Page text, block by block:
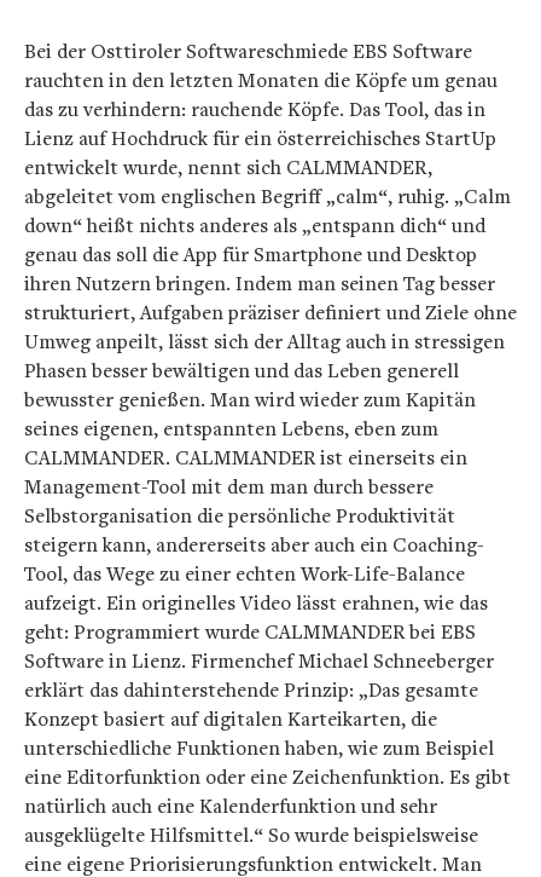
Bei der Osttiroler Softwareschmiede EBS Software
rauchten in den letzten Monaten die Köpfe um genau
das zu verhindern: rauchende Köpfe. Das Tool, das in
Lienz auf Hochdruck für ein österreichisches StartUp
entwickelt wurde, nennt sich CALMMANDER,
abgeleitet vom englischen Begriff „calm“, ruhig. „Calm
down“ heißt nichts anderes als „entspann dich“ und
genau das soll die App für Smartphone und Desktop
ihren Nutzern bringen. Indem man seinen Tag besser
strukturiert, Aufgaben präziser definiert und Ziele ohne
Umweg anpeilt, lässt sich der Alltag auch in stressigen
Phasen besser bewältigen und das Leben generell
bewusster genießen. Man wird wieder zum Kapitän
seines eigenen, entspannten Lebens, eben zum
CALMMANDER. CALMMANDER ist einerseits ein
Management-Tool mit dem man durch bessere
Selbstorganisation die persönliche Produktivität
steigern kann, andererseits aber auch ein Coaching-
Tool, das Wege zu einer echten Work-Life-Balance
aufzeigt. Ein originelles Video lässt erahnen, wie das
geht: Programmiert wurde CALMMANDER bei EBS
Software in Lienz. Firmenchef Michael Schneeberger
erklärt das dahinterstehende Prinzip: „Das gesamte
Konzept basiert auf digitalen Karteikarten, die
unterschiedliche Funktionen haben, wie zum Beispiel
eine Editorfunktion oder eine Zeichenfunktion. Es gibt
natürlich auch eine Kalenderfunktion und sehr
ausgeklügelte Hilfsmittel.“ So wurde beispielsweise
eine eigene Priorisierungsfunktion entwickelt. Man